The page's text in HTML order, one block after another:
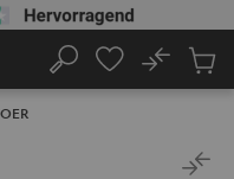
Suche
No